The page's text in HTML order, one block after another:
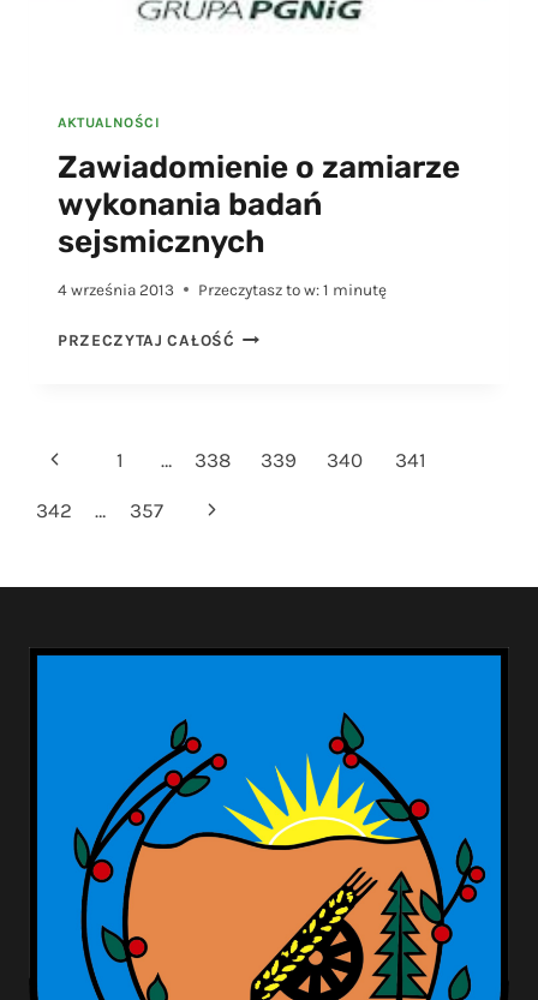
AKTUALNOŚCI
Zawiadomienie o zamiarze
wykonania badań
sejsmicznych
4 września 2013 Przeczytasz to w: 1 minutę
PRZECZYTAJ CAŁOŚĆ ZAWIADOMIENIE
SEJSMICZNYCH
Nawigacja
strony
Poprzednia
strona
1 … 338 339 340 341
342 … 357
Następna